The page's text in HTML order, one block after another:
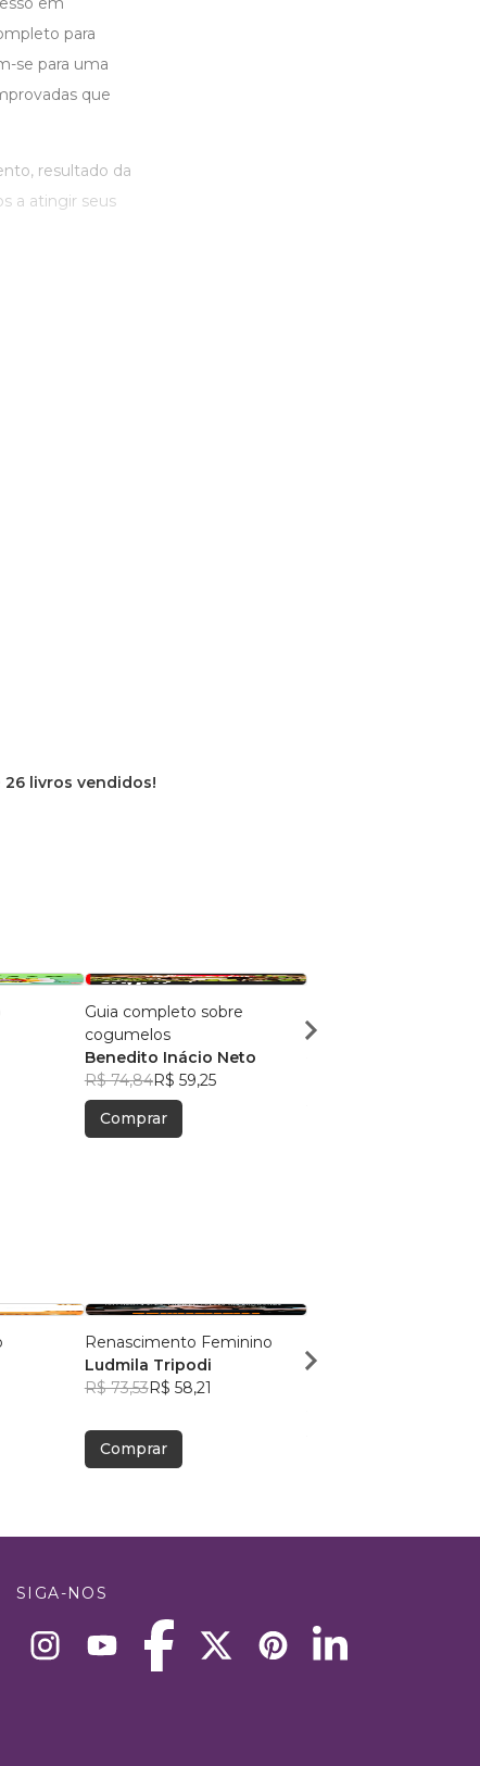
para
se para uma
que
resultado da
a atingir seus
26 livros vendidos!
Guia completo sobre
cogumelos
Benedito Inácio Neto
R$ 74,84R$ 59,25
Comprar
Mestre Nato
Renascimento Feminino
Ludmila Tripodi
R$ 73,53R$ 58,21
Comprar
EDUCAÇÃO
SIGA-NOS